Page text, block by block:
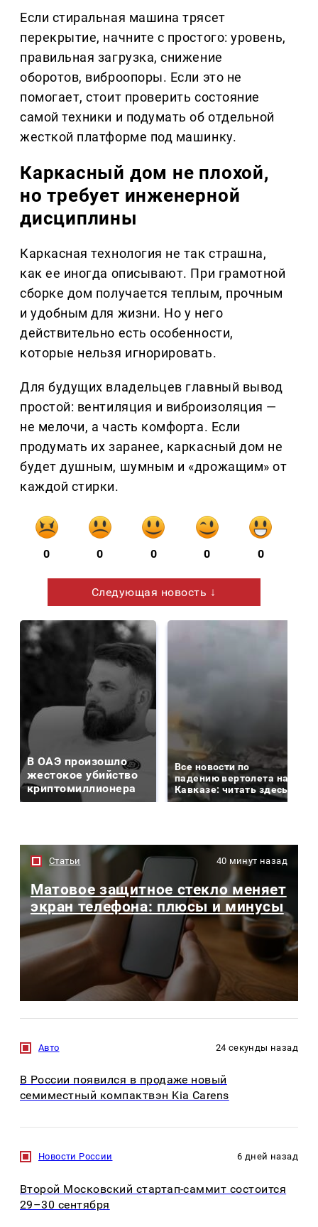
Если стиральная машина трясет
перекрытие, начните с простого: уровень,
правильная загрузка, снижение
оборотов, виброопоры. Если это не
помогает, стоит проверить состояние
самой техники и подумать об отдельной
жесткой платформе под машинку.
Каркасный дом не плохой,
но требует инженерной
дисциплины
Каркасная технология не так страшна,
как ее иногда описывают. При грамотной
сборке дом получается теплым, прочным
и удобным для жизни. Но у него
действительно есть особенности,
которые нельзя игнорировать.
Для будущих владельцев главный вывод
простой: вентиляция и виброизоляция —
не мелочи, а часть комфорта. Если
продумать их заранее, каркасный дом не
будет душным, шумным и «дрожащим» от
каждой стирки.
0 0 0 0 0
Следующая новость ↓
В ОАЭ произошло
жестокое убийство
криптомиллионера
Все новости по
падению вертолета на
Кавказе: читать здесь
Статьи 40 минут назад
Матовое защитное стекло меняет
экран телефона: плюсы и минусы
Авто 24 секунды назад
В России появился в продаже новый
семиместный компактвэн Kia Carens
Новости России 6 дней назад
Второй Московский стартап-саммит состоится
29–30 сентября